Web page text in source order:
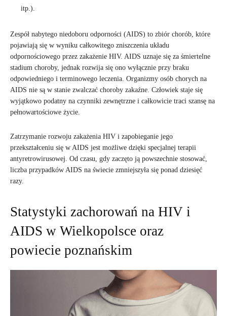
itp.).
Zespół nabytego niedoboru odporności (AIDS) to zbiór chorób, które
pojawiają się w wyniku całkowitego zniszczenia układu
odpornościowego przez zakażenie HIV. AIDS uznaje się za śmiertelne
stadium choroby, jednak rozwija się ono wyłącznie przy braku
odpowiedniego i terminowego leczenia. Organizmy osób chorych na
AIDS nie są w stanie zwalczać choroby zakaźne. Człowiek staje się
wyjątkowo podatny na czynniki zewnętrzne i całkowicie traci szansę na
pełnowartościowe życie.
Zatrzymanie rozwoju zakażenia HIV i zapobieganie jego
przekształceniu się w AIDS jest możliwe dzięki specjalnej terapii
antyretrowirusowej. Od czasu, gdy zaczęto ją powszechnie stosować,
liczba przypadków AIDS na świecie zmniejszyła się ponad dziesięć
razy.
Statystyki zachorowań na HIV i
AIDS w Wielkopolsce oraz
powiecie poznańskim